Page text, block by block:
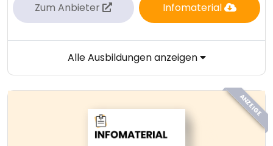
Zum Anbieter Infomaterial
Alle Ausbildungen anzeigen
ANZEIGE